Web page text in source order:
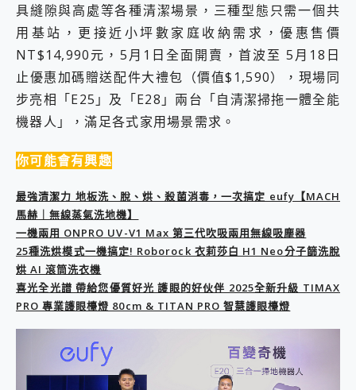
您的專屬AI 助手 Yoga Slim 7 Aura Edition 觸控AI筆電 開箱 評測
realme 14 Pro 超硬軍規、冰感變色實測，realme 14 5G 遊戲戰鬥值爆表，效能x娛樂全都要！
iPhone、Apple Watch、AirPods耳機 三個設備充電一起搞定 ONPRO MagReact™ M3 3 in 1可攜摺疊無線充電器 開箱 評測
動靜皆宜「HUAWEI FreeArc」開放式耳掛耳機，無感配戴! 超穩超服貼，音質、通話也很優質
好玩好拍 vivo V50 ~ 口袋裡的 Zeiss 潮流攝影棚!
25種洗烘模式一機搞定! Roborock 衣莉莎白 H1 Neo分子篩洗脫烘 AI 滾筒洗衣機
給 MSI Claw 系列電競掌機 最完美的家 MSI Nest Docking Station 掌機專屬擴充底座 開箱 評測
B&O 精品級音響! Home+ 中嘉寬頻 SoundBox 劇院串流盒 開箱 評測
Locawhere AnyTo 寶可夢飛人 AnyTo 不出門也可以飛遍全世界
97.3% 恢復率，資料救援就是這麼簡單 EaseUS Data Recovery Wizard Free 18.0.0 業界最好的資料救援軟體
磁碟系統大風吹 有了 磁碟管理程式 EaseUS Partition Master 就是這麼簡單
Xiaomi 14 Ultra 開箱 評測~ 有深度的 Leica 影像旗艦手機! 加碼小旗艦 Xiaomi 14 開箱 評測
vivo TWS 3e 真無線藍牙耳機智慧降噪升級、音質明亮溫潤，並支援雙設備連接~
具縫隙與高處等各種清潔場景，三種型態只需一個共
用基站，更接近小坪數家庭收納需求，優惠售價
NT$14,990元，5月1日全面開賣，首波至 5月18日
止優惠加碼贈送配件大禮包（價值$1,590），現場同
步亮相「E25」及「E28」兩台「自清潔掃拖一體全能
機器人」，滿足各式家用場景需求。
你可能會有興趣
最強清潔力 地板洗、脫、烘、殺菌消毒，一次搞定 eufy【MACH
馬赫｜無線蒸氣洗地機】
一機兩用 ONPRO UV-V1 Max 第三代吹吸兩用無線吸塵器
25種洗烘模式一機搞定! Roborock 衣莉莎白 H1 Neo分子篩洗脫
烘 AI 滾筒洗衣機
喜光全光譜 帶給您優質好光 護眼的好伙伴 2025全新升級 TIMAX
PRO 專業護眼檯燈 80cm & TITAN PRO 智慧護眼檯燈